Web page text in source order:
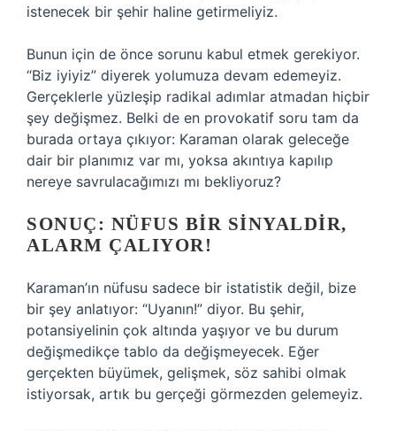
istenecek bir şehir haline getirmeliyiz.
Bunun için de önce sorunu kabul etmek gerekiyor.
“Biz iyiyiz” diyerek yolumuza devam edemeyiz.
Gerçeklerle yüzleşip radikal adımlar atmadan hiçbir
şey değişmez. Belki de en provokatif soru tam da
burada ortaya çıkıyor: Karaman olarak geleceğe
dair bir planımız var mı, yoksa akıntıya kapılıp
nereye savrulacağımızı mı bekliyoruz?
SONUÇ: NÜFUS BIR SINYALDIR,
ALARM ÇALIYOR!
Karaman’ın nüfusu sadece bir istatistik değil, bize
bir şey anlatıyor: “Uyanın!” diyor. Bu şehir,
potansiyelinin çok altında yaşıyor ve bu durum
değişmedikçe tablo da değişmeyecek. Eğer
gerçekten büyümek, gelişmek, söz sahibi olmak
istiyorsak, artık bu gerçeği görmezden gelemeyiz.